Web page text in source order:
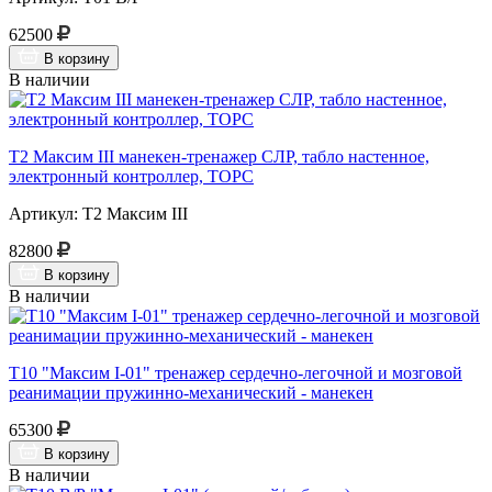
62500
В корзину
В наличии
Т2 Максим III манекен-тренажер СЛР, табло настенное,
электронный контроллер, ТОРС
Артикул: Т2 Максим III
82800
В корзину
В наличии
Т10 "Максим I-01" тренажер сердечно-легочной и мозговой
реанимации пружинно-механический - манекен
65300
В корзину
В наличии